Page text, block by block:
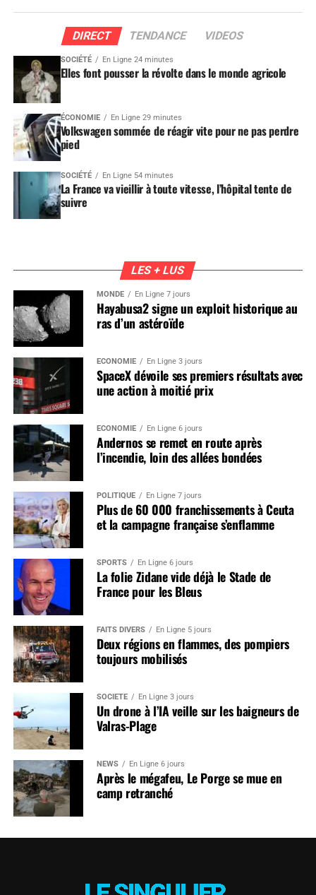
DIRECT TENDANCE VIDEOS
SOCIÉTÉ En Ligne 24 minutes
Elles font pousser la révolte dans le monde agricole
ÉCONOMIE En Ligne 29 minutes
Volkswagen sommée de réagir vite pour ne pas perdre
pied
SOCIÉTÉ En Ligne 54 minutes
La France va vieillir à toute vitesse, l’hôpital tente de
suivre
LES + LUS
MONDE En Ligne 7 jours
Hayabusa2 signe un exploit historique au
ras d’un astéroïde
ÉCONOMIE En Ligne 3 jours
SpaceX dévoile ses premiers résultats avec
une action à moitié prix
ÉCONOMIE En Ligne 6 jours
Andernos se remet en route après
l’incendie, loin des allées bondées
POLITIQUE En Ligne 7 jours
Plus de 60 000 franchissements à Ceuta
et la campagne française s’enflamme
SPORTS En Ligne 6 jours
La folie Zidane vide déjà le Stade de
France pour les Bleus
FAITS DIVERS En Ligne 5 jours
Deux régions en flammes, des pompiers
toujours mobilisés
SOCIÉTÉ En Ligne 3 jours
Un drone à l’IA veille sur les baigneurs de
Valras-Plage
NEWS En Ligne 6 jours
Après le mégafeu, Le Porge se mue en
camp retranché